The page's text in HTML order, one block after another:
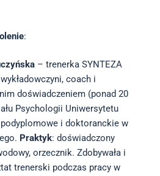
:
– trenerka SYNTEZA
coach i
doświadczeniem (ponad 20
Psychologii Uniwersytetu
i doktoranckie w
Praktyk: doświadczony
orzecznik. Zdobywała i
trenerski podczas pracy w